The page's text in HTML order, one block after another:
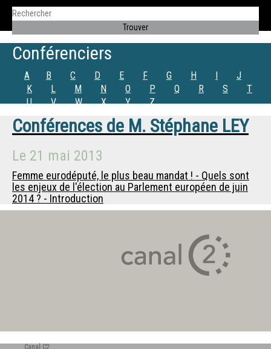
Conférenciers
A B C D E F G H I
J
K
L M N O P Q R S
T
U
V W X Y Z
Conférences de M. Stéphane LEY
Le 21 mai 2013
Femme eurodéputé, le plus beau mandat ! - Quels sont
les enjeux de l'élection au Parlement européen de juin
2014 ? - Introduction
Canal C2